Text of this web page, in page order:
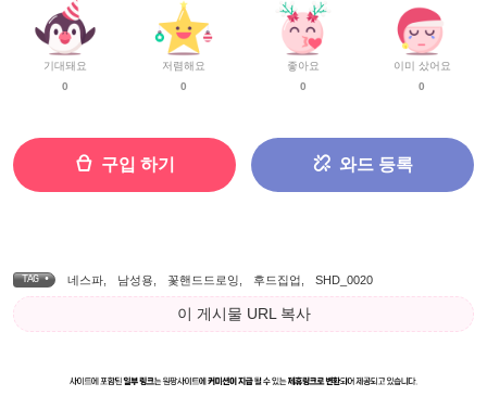
기대돼요
0
저렴해요
0
좋아요
0
이미 샀어요
0
구입 하기 와드 등록
TAG • 네스파 남성용 꽃핸드드로잉 후드집업 SHD_0020
이 게시물 URL 복사